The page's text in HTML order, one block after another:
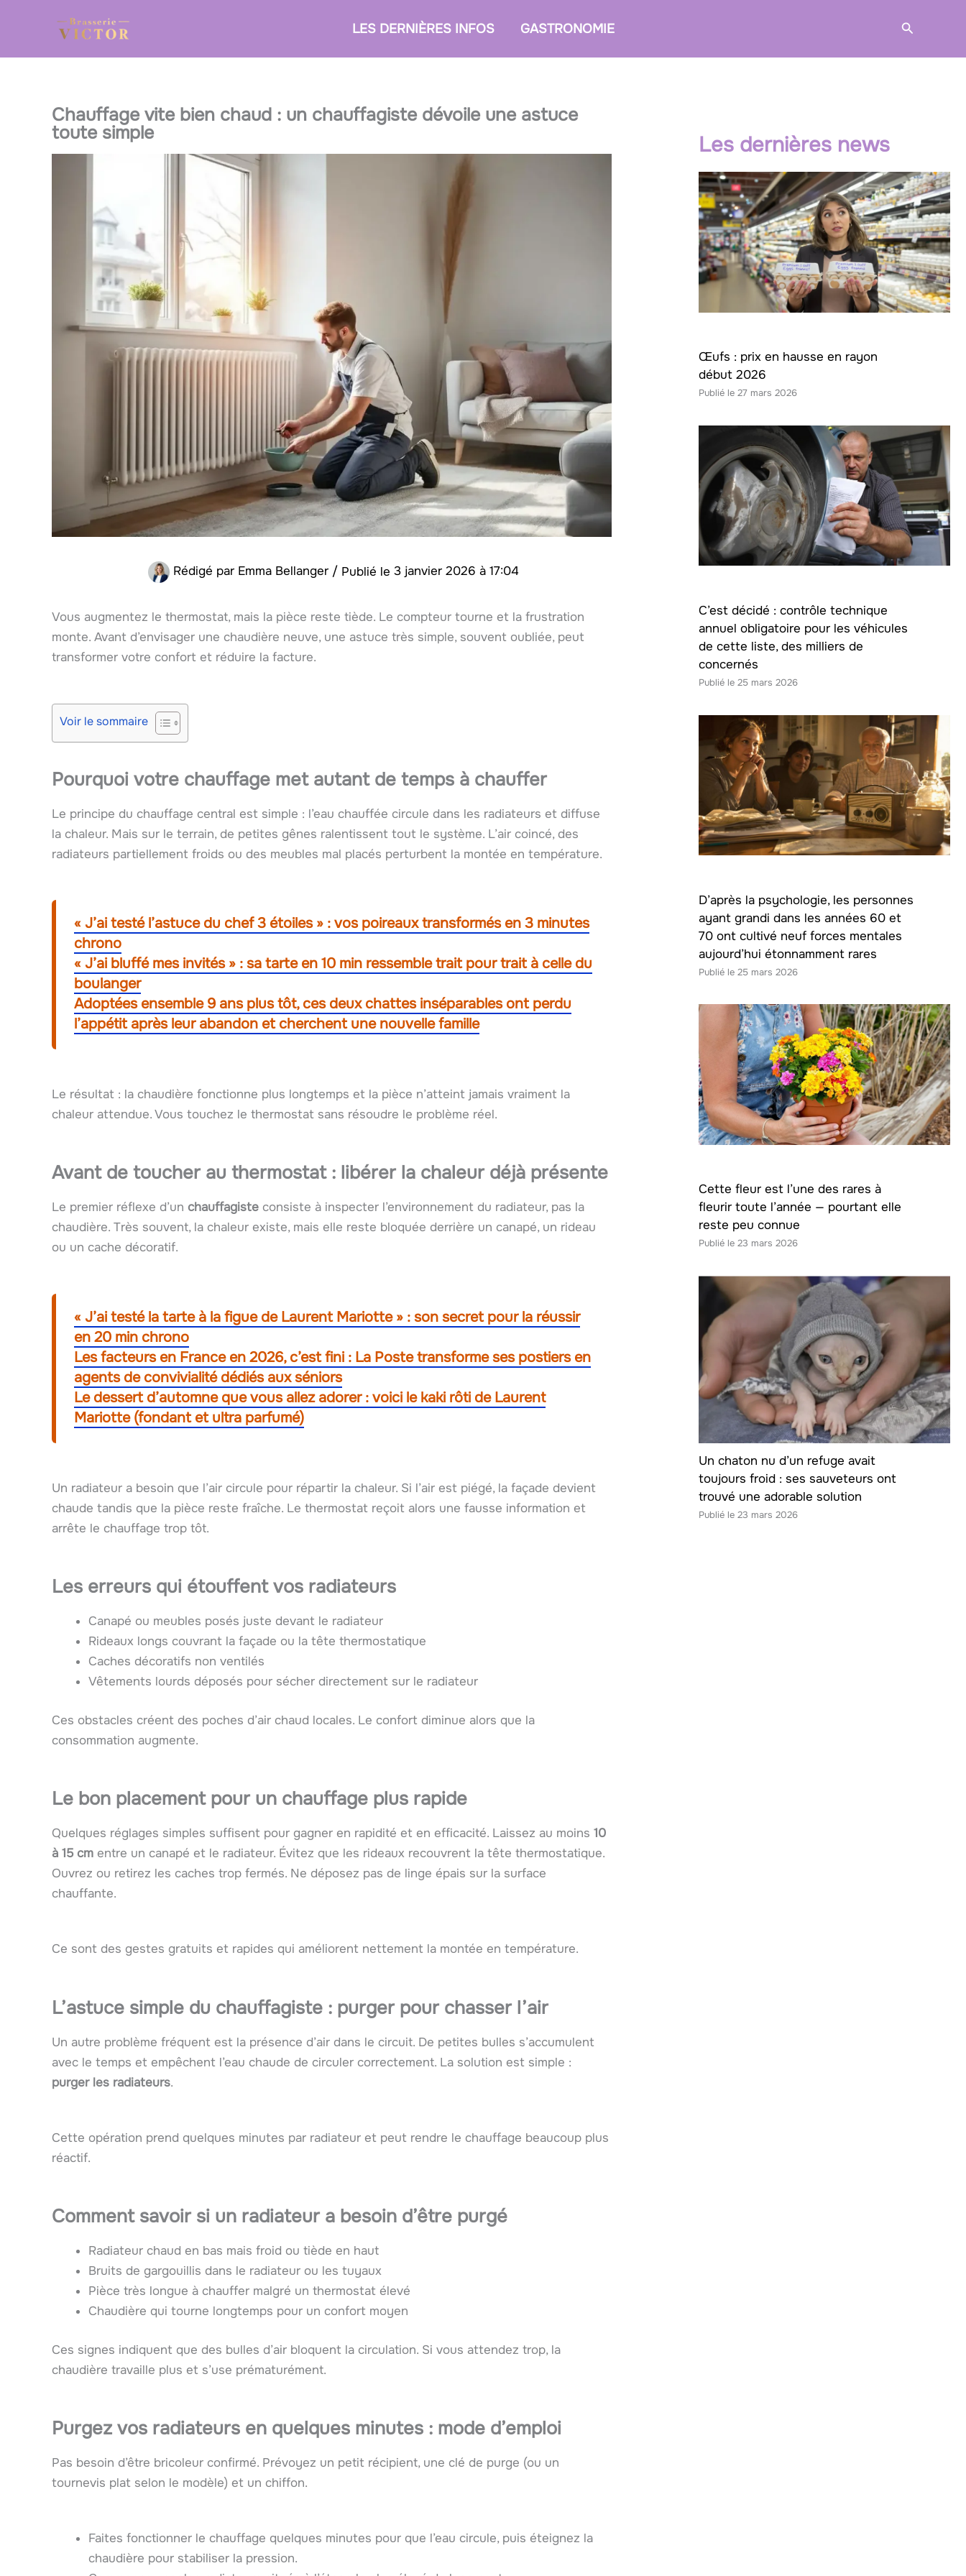
LES DERNIÈRES INFOS GASTRONOMIE
Chauffage vite bien chaud : un chauffagiste dévoile une astuce
toute simple
Rédigé par Emma Bellanger / 3 janvier 2026 à 17:04
Vous augmentez le thermostat, mais la pièce reste tiède. Le compteur tourne et la frustration
monte. Avant d’envisager une chaudière neuve, une astuce très simple, souvent oubliée, peut
transformer votre confort et réduire la facture.
Voir le sommaire
Pourquoi votre chauffage met autant de temps à chauffer
Le principe du chauffage central est simple : l’eau chauffée circule dans les radiateurs et diffuse
la chaleur. Mais sur le terrain, de petites gênes ralentissent tout le système. L’air coincé, des
radiateurs partiellement froids ou des meubles mal placés perturbent la montée en température.
« J’ai testé l’astuce du chef 3 étoiles » : vos poireaux transformés en 3 minutes
chrono
« J’ai bluffé mes invités » : sa tarte en 10 min ressemble trait pour trait à celle du
boulanger
Adoptées ensemble 9 ans plus tôt, ces deux chattes inséparables ont perdu
l’appétit après leur abandon et cherchent une nouvelle famille
Le résultat : la chaudière fonctionne plus longtemps et la pièce n’atteint jamais vraiment la
chaleur attendue. Vous touchez le thermostat sans résoudre le problème réel.
Avant de toucher au thermostat : libérer la chaleur déjà présente
Le premier réflexe d’un chauffagiste consiste à inspecter l’environnement du radiateur, pas la
chaudière. Très souvent, la chaleur existe, mais elle reste bloquée derrière un canapé, un rideau
ou un cache décoratif.
« J’ai testé la tarte à la figue de Laurent Mariotte » : son secret pour la réussir
en 20 min chrono
Les facteurs en France en 2026, c’est fini : La Poste transforme ses postiers en
agents de convivialité dédiés aux séniors
Le dessert d’automne que vous allez adorer : voici le kaki rôti de Laurent
Mariotte (fondant et ultra parfumé)
Un radiateur a besoin que l’air circule pour répartir la chaleur. Si l’air est piégé, la façade devient
chaude tandis que la pièce reste fraîche. Le thermostat reçoit alors une fausse information et
arrête le chauffage trop tôt.
Les erreurs qui étouffent vos radiateurs
Canapé ou meubles posés juste devant le radiateur
Rideaux longs couvrant la façade ou la tête thermostatique
Caches décoratifs non ventilés
Vêtements lourds déposés pour sécher directement sur le radiateur
Ces obstacles créent des poches d’air chaud locales. Le confort diminue alors que la
consommation augmente.
Le bon placement pour un chauffage plus rapide
Quelques réglages simples suffisent pour gagner en rapidité et en efficacité. Laissez au moins 10
à 15 cm entre un canapé et le radiateur. Évitez que les rideaux recouvrent la tête thermostatique.
Ouvrez ou retirez les caches trop fermés. Ne déposez pas de linge épais sur la surface
chauffante.
Ce sont des gestes gratuits et rapides qui améliorent nettement la montée en température.
L’astuce simple du chauffagiste : purger pour chasser l’air
Un autre problème fréquent est la présence d’air dans le circuit. De petites bulles s’accumulent
avec le temps et empêchent l’eau chaude de circuler correctement. La solution est simple :
purger les radiateurs.
Cette opération prend quelques minutes par radiateur et peut rendre le chauffage beaucoup plus
réactif.
Comment savoir si un radiateur a besoin d’être purgé
Radiateur chaud en bas mais froid ou tiède en haut
Bruits de gargouillis dans le radiateur ou les tuyaux
Pièce très longue à chauffer malgré un thermostat élevé
Chaudière qui tourne longtemps pour un confort moyen
Ces signes indiquent que des bulles d’air bloquent la circulation. Si vous attendez trop, la
chaudière travaille plus et s’use prématurément.
Purgez vos radiateurs en quelques minutes : mode d’emploi
Pas besoin d’être bricoleur confirmé. Prévoyez un petit récipient, une clé de purge (ou un
tournevis plat selon le modèle) et un chiffon.
Faites fonctionner le chauffage quelques minutes pour que l’eau circule, puis éteignez la
chaudière pour stabiliser la pression.
Les dernières news
Œufs : prix en hausse en rayon
début 2026
27 mars 2026
C’est décidé : contrôle technique
annuel obligatoire pour les véhicules
de cette liste, des milliers de
concernés
25 mars 2026
D’après la psychologie, les personnes
ayant grandi dans les années 60 et
70 ont cultivé neuf forces mentales
aujourd’hui étonnamment rares
25 mars 2026
Cette fleur est l’une des rares à
fleurir toute l’année — pourtant elle
reste peu connue
23 mars 2026
Un chaton nu d’un refuge avait
toujours froid : ses sauveteurs ont
trouvé une adorable solution
23 mars 2026